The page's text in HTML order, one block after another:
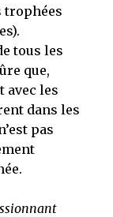
trophées
tous les
que,
avec les
dans les
pas